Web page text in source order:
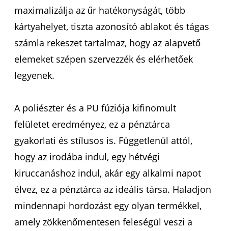
maximalizálja az űr hatékonyságát, több
kártyahelyet, tiszta azonosító ablakot és tágas
számla rekeszet tartalmaz, hogy az alapvető
elemeket szépen szervezzék és elérhetőek
legyenek.
A poliészter és a PU fúziója kifinomult
felületet eredményez, ez a pénztárca
gyakorlati és stílusos is. Függetlenül attól,
hogy az irodába indul, egy hétvégi
kiruccanáshoz indul, akár egy alkalmi napot
élvez, ez a pénztárca az ideális társa. Haladjon
mindennapi hordozást egy olyan termékkel,
amely zökkenőmentesen feleségül veszi a